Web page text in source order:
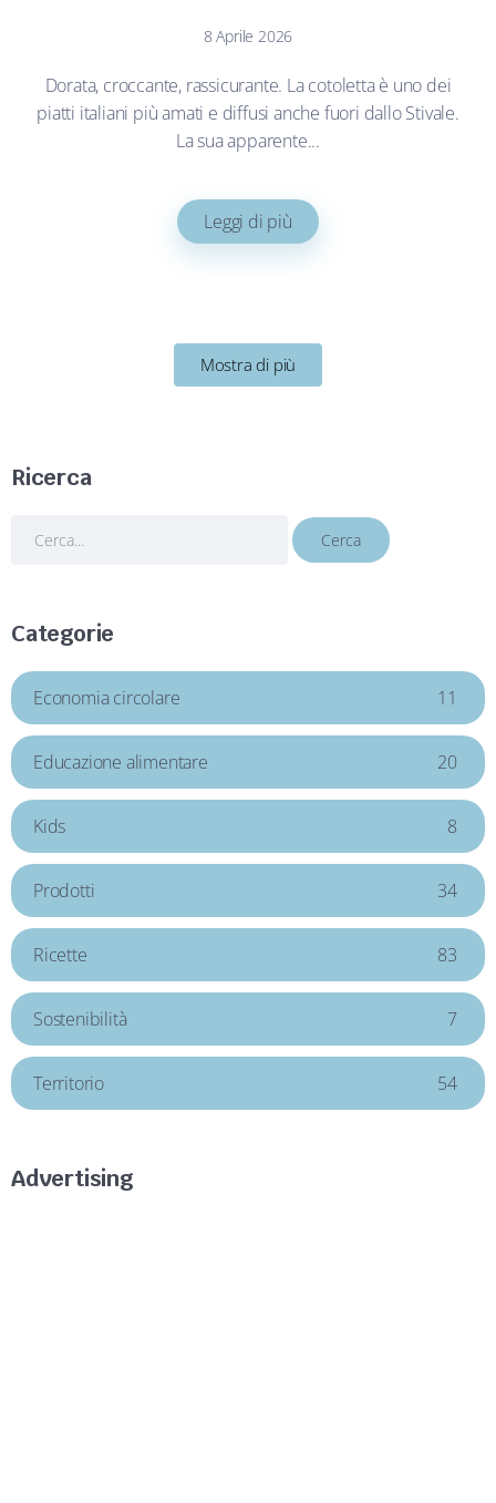
8 Aprile 2026
Dorata, croccante, rassicurante. La cotoletta è uno dei
piatti italiani più amati e diffusi anche fuori dallo Stivale.
La sua apparente...
Leggi di più
Mostra di più
Ricerca
Categorie
Economia circolare 11
Educazione alimentare 20
Kids 8
Prodotti 34
Ricette 83
Sostenibilità 7
Territorio 54
Advertising